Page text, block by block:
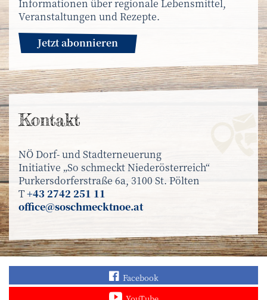
Informationen über regionale Lebensmittel,
Veranstaltungen und Rezepte.
Jetzt abonnieren
Kontakt
NÖ Dorf- und Stadterneuerung
Initiative „So schmeckt Niederösterreich“
Purkersdorferstraße 6a, 3100 St. Pölten
T+43 2742 251 11
office@soschmecktnoe.at
Finden Sie „So
Facebook
Sehen Sie mehr